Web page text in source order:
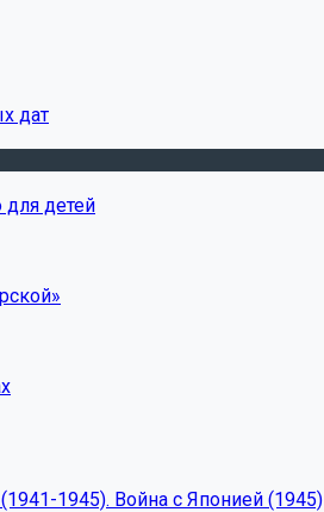
дат
детей
1945). Война с Японией (1945)